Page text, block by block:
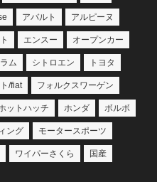
アバルト アルピーヌ
エンスー オープンカー
ム シトロエン トヨタ
/fiat フォルクスワーゲン
ットハッチ ホンダ ボルボ
ング モータースポーツ
ワイパーさくら 国産